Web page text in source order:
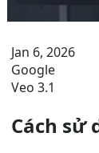
Jan 6, 2026
Google
Veo 3.1
Cách sử